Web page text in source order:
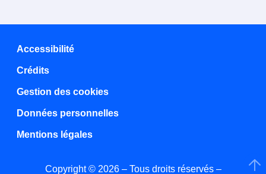
Accessibilité
Crédits
Gestion des cookies
Données personnelles
Mentions légales
Copyright © 2026 – Tous droits réservés –